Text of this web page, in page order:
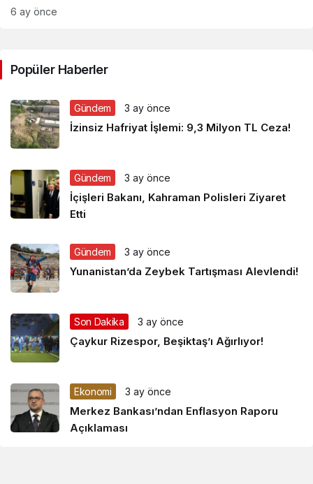
6 ay önce
Popüler Haberler
Gündem 3 ay önce
İzinsiz Hafriyat İşlemi: 9,3 Milyon TL Ceza!
Gündem 3 ay önce
İçişleri Bakanı, Kahraman Polisleri Ziyaret
Etti
Gündem 3 ay önce
Yunanistan’da Zeybek Tartışması Alevlendi!
Son Dakika 3 ay önce
Çaykur Rizespor, Beşiktaş’ı Ağırlıyor!
Ekonomi 3 ay önce
Merkez Bankası’ndan Enflasyon Raporu
Açıklaması